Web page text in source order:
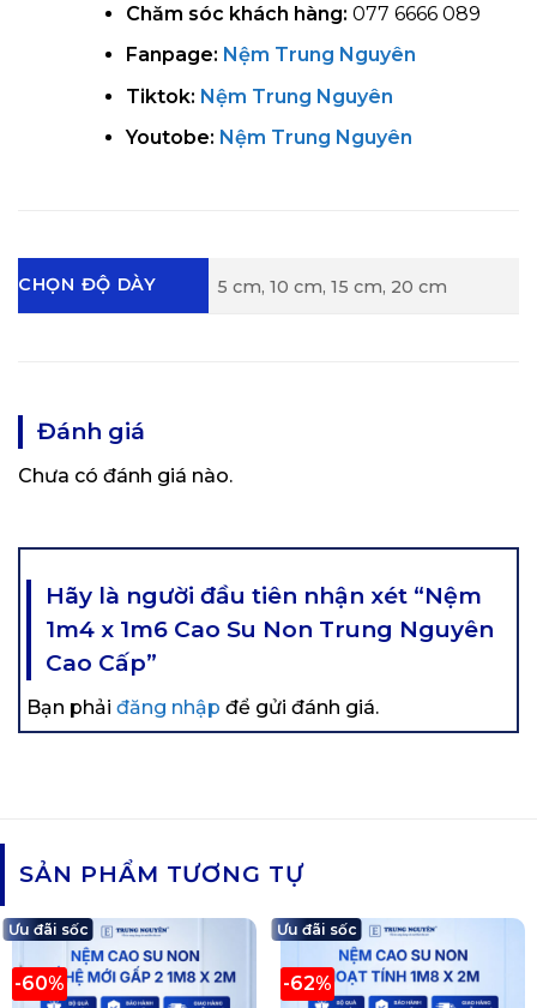
Chăm sóc khách hàng: 077 6666 089
Fanpage: Nệm Trung Nguyên
Tiktok: Nệm Trung Nguyên
Youtobe: Nệm Trung Nguyên
CHỌN ĐỘ DÀY 5 cm, 10 cm, 15 cm, 20 cm
Đánh giá
Chưa có đánh giá nào.
Hãy là người đầu tiên nhận xét “Nệm
1m4 x 1m6 Cao Su Non Trung Nguyên
Cao Cấp”
Bạn phải đăng nhập để gửi đánh giá.
SẢN PHẨM TƯƠNG TỰ
-60%
Ưu đãi sốc
-62%
Ưu đãi sốc